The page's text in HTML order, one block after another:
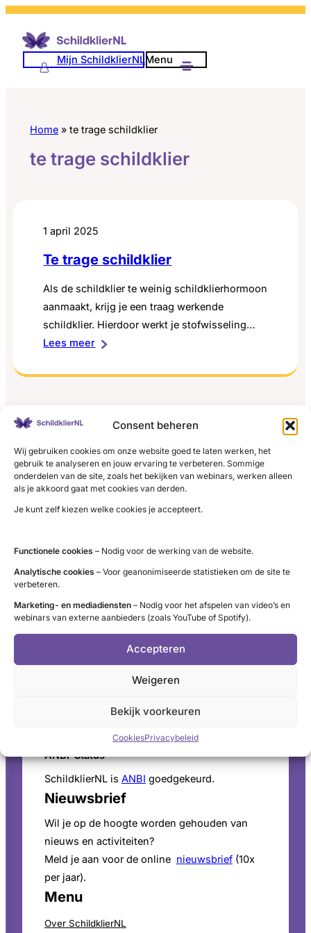
Consent beheren
Wij gebruiken cookies om onze website goed te laten werken, het
gebruik te analyseren en jouw ervaring te verbeteren. Sommige
onderdelen van de site, zoals het bekijken van webinars, werken alleen
als je akkoord gaat met cookies van derden.
Je kunt zelf kiezen welke cookies je accepteert.
Functionele cookies – Nodig voor de werking van de website.
Analytische cookies – Voor geanonimiseerde statistieken om de site te
verbeteren.
Marketing- en mediadiensten – Nodig voor het afspelen van video’s en
webinars van externe aanbieders (zoals YouTube of Spotify).
Accepteren
Weigeren
Bekijk voorkeuren
CookiesPrivacybeleid
naar
Mijn SchildklierNLMenu
Home »te trage schildklier
te trage schildklier
1 april 2025
Te trage schildklier
Als de schildklier te weinig schildklierhormoon
aanmaakt, krijg je een traag werkende
schildklier. Hierdoor werkt je stofwisseling
trager.
Lees meer:
trage
LinkedIn
X YouTube
Instagram
Facebook
Administratie (9 tot 12 uur)
tel. 085 – 489 12 36
info@schildklier.nl
Postbus 60, 3940 AB Doorn
Voor een luisterend oor, informatie en
vragen. Ga naar deopeningstijden.
Voor persinformatie en mediaverzoeken bekijk
perspagina
ANBI-Status
SchildklierNL is ANBI goedgekeurd.
Nieuwsbrief
Wil je op de hoogte worden gehouden van
nieuws en activiteiten?
Meld je aan voor de online nieuwsbrief (10x
per jaar).
Menu
Over SchildklierNL